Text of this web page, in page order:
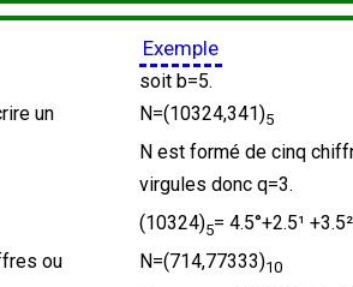
un
ou
Exemple
soit b=5.
N=(10324,341)5
N est formé de cinq
virgules donc q=3.
(10324)5= 4.5°+2.5¹
N=(714,77333)10